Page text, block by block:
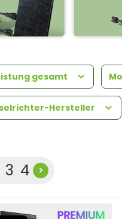
gesamt
Hersteller
Seite
3 Seite
4